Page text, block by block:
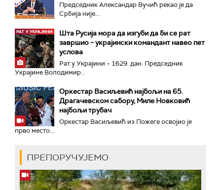
Председник Александар Вучић рекао је да
Србија није...
Шта Русија мора да изгуби да би се рат
завршио – украјински командант навео пет
услова
Рат у Украјини – 1629. дан. Председник
Украјине Володимир...
Оркестар Васиљевић најбољи на 65.
Драгачевском сабору, Миле Новковић
најбољи трубач
Оркестар Васиљевић из Пожеге освојио је
прво место...
ПРЕПОРУЧУЈЕМО